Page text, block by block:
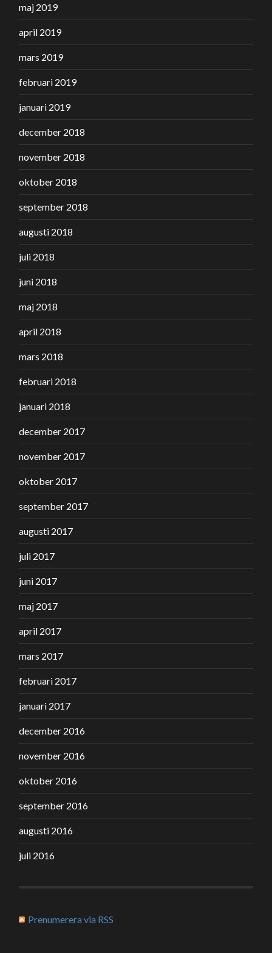
maj 2019
april 2019
mars 2019
februari 2019
januari 2019
december 2018
november 2018
oktober 2018
september 2018
augusti 2018
juli 2018
juni 2018
maj 2018
april 2018
mars 2018
februari 2018
januari 2018
december 2017
november 2017
oktober 2017
september 2017
augusti 2017
juli 2017
juni 2017
maj 2017
april 2017
mars 2017
februari 2017
januari 2017
december 2016
november 2016
oktober 2016
september 2016
augusti 2016
juli 2016
Prenumerera via RSS